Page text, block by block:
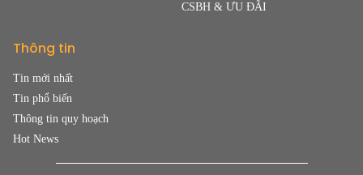
CSBH & ƯU ĐÃI
Thông tin
Tin mới nhất
Tin phổ biến
Thông tin quy hoạch
Hot News